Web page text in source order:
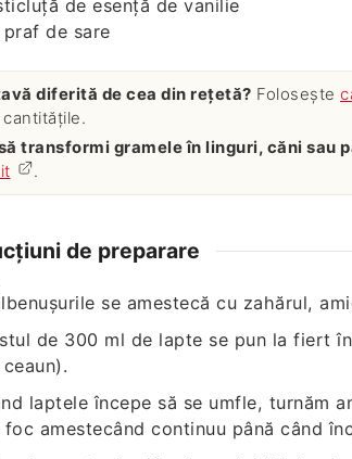
de esenţă de vanilie
praf de sare
tavă diferită de cea din rețetă? Folosește
cantitățile.
să transformi gramele în linguri, căni sau
.
de preparare
se amestecă cu zahărul,
de 300 ml de lapte se pun la fiert
ceaun).
laptele începe să se umfle, turnăm
foc amestecând continuu până când